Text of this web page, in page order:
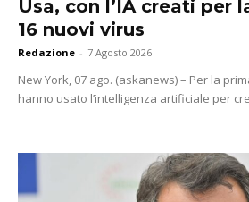
Usa, con l’IA creati per
16 nuovi virus
Redazione - 7 Agosto 2026
New York, 07 ago. (askanews) – Per la
hanno usato l’intelligenza artificiale per